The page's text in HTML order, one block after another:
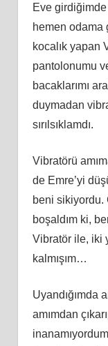
Eve girdiğimde
hemen odama
kocalık yapan
pantolonumu
bacaklarımı
duymadan
sırılsıklamdı.
Vibratörü
de Emre’yi
beni sikiyordu.
boşaldım ki,
Vibratör ile, iki
kalmışım…
Uyandığımda
amımdan